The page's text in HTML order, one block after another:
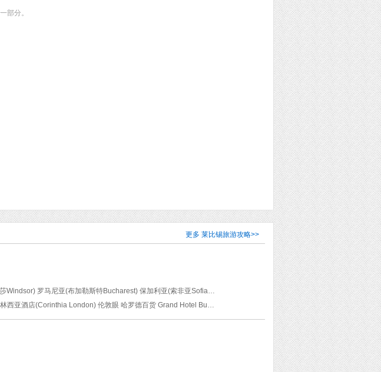
部分。
更多 莱比锡旅游攻略>>
挪威(奥斯陆Oslo 卑尔根Bergen) 英国(伦敦London 温莎Windsor) 罗马尼亚(布加勒斯特Bucharest) 保加利亚(索非亚Sofia) 塞尔维亚(贝尔格莱德Belgrade) 德国(莱比锡Leipzig 雷根斯堡Regensburg) 埃尔福特 威斯巴登
维格兰雕塑公园 维京船博物馆 威斯敏斯特教堂 伦敦科林西亚酒店(Corinthia London) 伦敦眼 哈罗德百货 Grand Hotel Bucharest 布加勒斯特皇冠假日酒店(Crowne Plaza Bucharest, an IHG Hotel) 亚历山大·涅夫斯基大教堂 索菲娅俄罗斯教堂 班亚巴什清真寺 索菲亚公共矿物浴场 Rezime Civilization Central 贝尔格莱德要塞 米哈伊洛大公街 圣萨瓦大教堂 贝尔格莱德皇冠假日酒店(Crowne Plaza Belgrade, an IHG Hotel) 铁托元帅墓 市集广场 圣彼得天主大教堂 泰晤士河